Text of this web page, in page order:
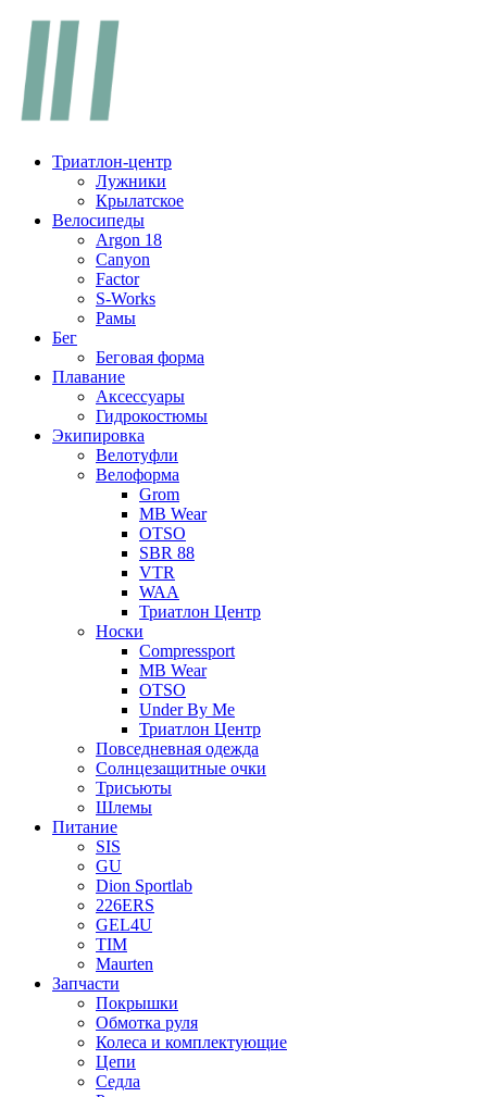
Перейти
содержимому
Триатлон-центр
Лужники
Крылатское
Велосипеды
Argon 18
Canyon
Factor
S-Works
Рамы
Бег
Беговая форма
Плавание
Аксессуары
Гидрокостюмы
Экипировка
Велотуфли
Велоформа
Grom
MB Wear
OTSO
SBR 88
VTR
WAA
Триатлон Центр
Носки
Compressport
MB Wear
OTSO
Under By Me
Триатлон Центр
Повседневная одежда
Солнцезащитные очки
Трисьюты
Шлемы
Питание
SIS
GU
Dion Sportlab
226ERS
GEL4U
TIM
Maurten
Запчасти
Покрышки
Обмотка руля
Колеса и комплектующие
Цепи
Седла